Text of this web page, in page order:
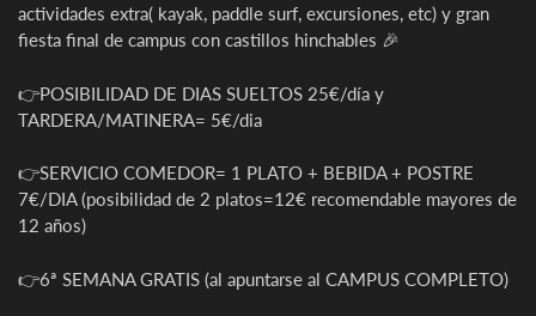
actividades extra( kayak, paddle surf, excursiones, etc) y gran
fiesta final de campus con castillos hinchables 🎉
👉POSIBILIDAD DE DIAS SUELTOS 25€/día y
TARDERA/MATINERA= 5€/dia
👉SERVICIO COMEDOR= 1 PLATO + BEBIDA + POSTRE
7€/DIA (posibilidad de 2 platos=12€ recomendable mayores de
12 años)
👉6ª SEMANA GRATIS (al apuntarse al CAMPUS COMPLETO)